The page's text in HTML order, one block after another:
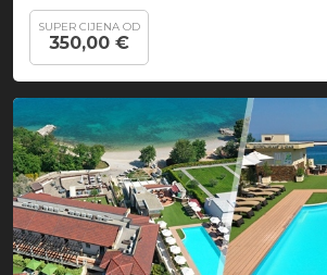
SUPER CIJENA OD
350,00 €